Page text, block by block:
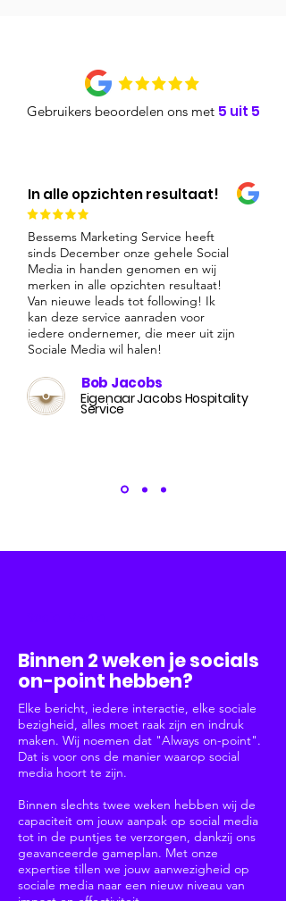
Gebruikers beoordelen ons met 5 uit 5
In alle opzichten resultaat!
Bessems Marketing Service heeft
sinds December onze gehele Social
Media in handen genomen en wij
merken in alle opzichten resultaat!
Van nieuwe leads tot following! Ik
kan deze service aanraden voor
iedere ondernemer, die meer uit zijn
Sociale Media wil halen!
Bob Jacobs
Eigenaar Jacobs Hospitality
Service
Binnen 2 weken je socials
on-point hebben?
Elke bericht, iedere interactie, elke sociale
bezigheid, alles moet raak zijn en indruk
maken. Wij noemen dat "Always on-point".
Dat is voor ons de manier waarop social
media hoort te zijn.
Binnen slechts twee weken hebben wij de
capaciteit om jouw aanpak op social media
tot in de puntjes te verzorgen, dankzij ons
geavanceerde gameplan. Met onze
expertise tillen we jouw aanwezigheid op
sociale media naar een nieuw niveau van